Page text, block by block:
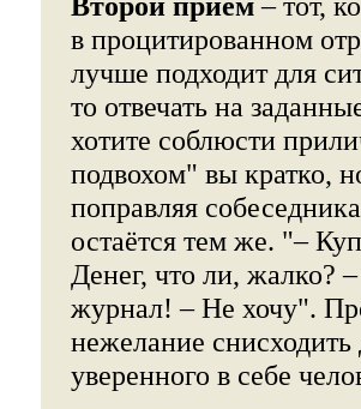
в процитированном
лучше подходит для
то отвечать на
хотите соблюсти
подвохом" вы кратко,
поправляя
остаётся тем же. "–
Денег, что ли, жалко?
журнал! – Не хочу".
нежелание
уверенного в себе